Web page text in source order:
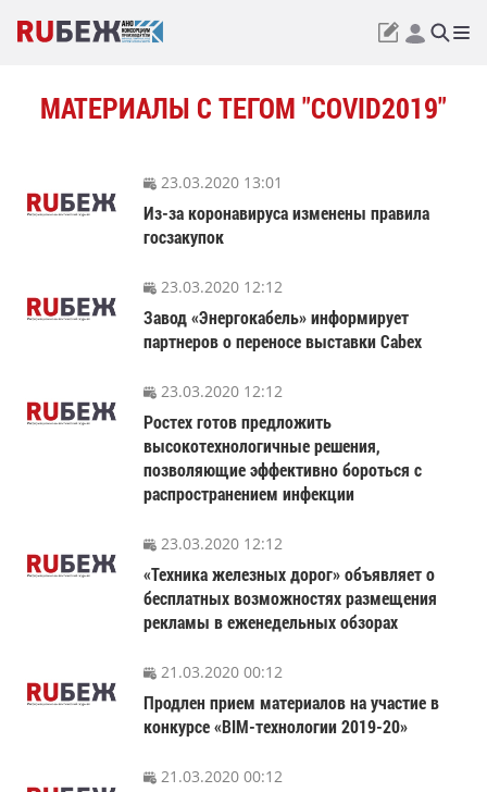
МАТЕРИАЛЫ С ТЕГОМ "COVID2019"
23.03.2020 13:01
Из-за коронавируса изменены правила
госзакупок
23.03.2020 12:12
Завод «Энергокабель» информирует
партнеров о переносе выставки Cabex
23.03.2020 12:12
Ростех готов предложить
высокотехнологичные решения,
позволяющие эффективно бороться с
распространением инфекции
23.03.2020 12:12
«Техника железных дорог» объявляет о
бесплатных возможностях размещения
рекламы в еженедельных обзорах
21.03.2020 00:12
Продлен прием материалов на участие в
конкурсе «BIM-технологии 2019-20»
21.03.2020 00:12